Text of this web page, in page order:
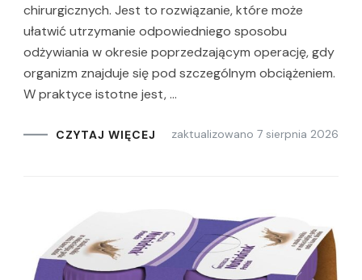
chirurgicznych. Jest to rozwiązanie, które może
ułatwić utrzymanie odpowiedniego sposobu
odżywiania w okresie poprzedzającym operację, gdy
organizm znajduje się pod szczególnym obciążeniem.
W praktyce istotne jest, …
CZYTAJ WIĘCEJ zaktualizowano 7 sierpnia 2026